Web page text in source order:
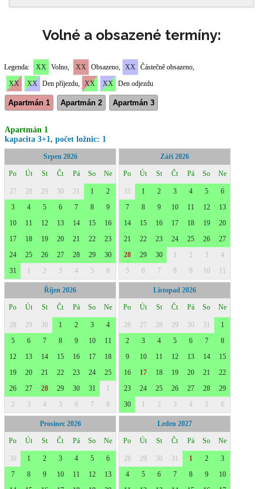
Volné a obsazené termíny: